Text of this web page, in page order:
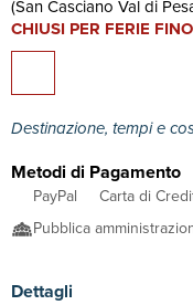
(San Casciano Val di
CHIUSI PER FERIE
Destinazione, tempi e
Metodi di Pagamento
PayPal Carta di
Pubblica
Dettagli